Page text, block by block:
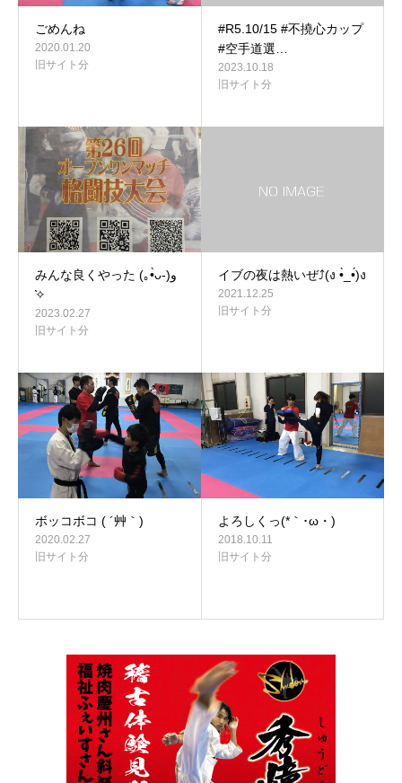
ごめんね
2020.01.20
旧サイト分
#R5.10/15 #不撓心カップ
#空手道選…
2023.10.18
旧サイト分
みんな良くやった (｡•̀ᴗ-)و
̑̑✧
2023.02.27
旧サイト分
イブの夜は熱いぜ⤴(ง •̀_•́)ง
2021.12.25
旧サイト分
ボッコボコ ( ´艸｀)
2020.02.27
旧サイト分
よろしくっ(*｀･ω・)ゞ
2018.10.11
旧サイト分